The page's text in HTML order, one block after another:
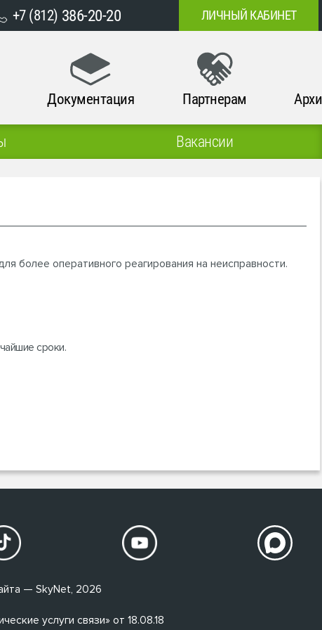
+7 (812) 386-20-20 ЛИЧНЫЙ КАБИНЕТ
Документация Партнерам
Вакансии
более оперативного реагирования на неисправности.
сроки.
— SkyNet, 2026
услуги связи» от 18.08.18